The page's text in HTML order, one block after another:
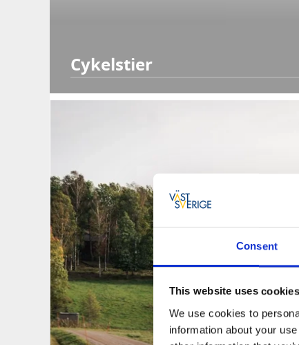
Consent
This website uses cookies
We use cookies to
information about your
Cykelstier